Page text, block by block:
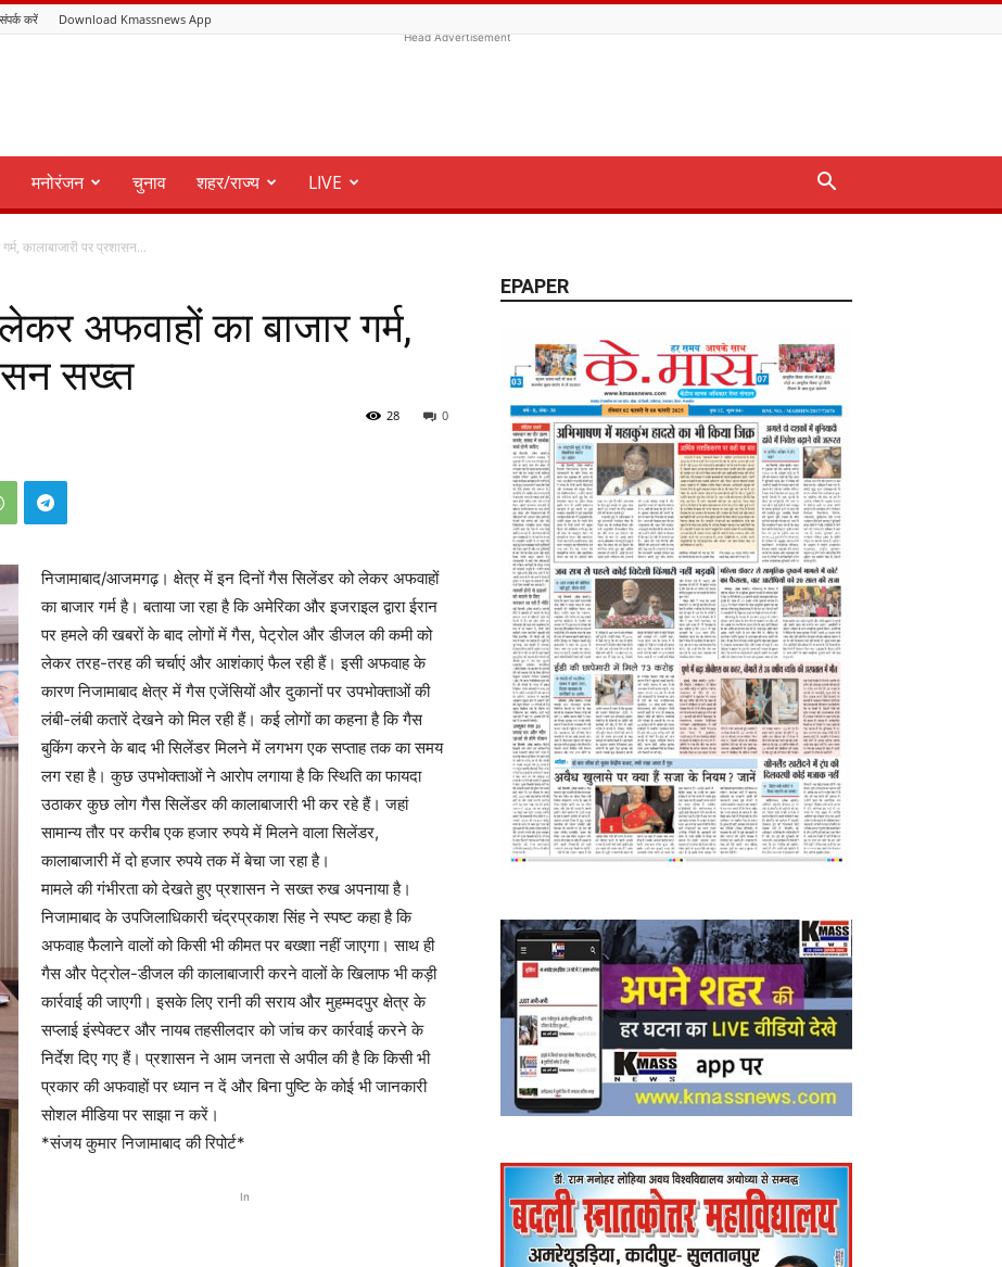
संपर्क करें Download Kmassnews App
Head Advertisement
मनोरंजन चुनाव शहर/राज्य LIVE
कालाबाजारी पर प्रशासन...
अफवाहों का बाजार गर्म,
सख्त
0
28
निजामाबाद/आजमगढ़। क्षेत्र में इन दिनों गैस सिलेंडर को लेकर अफवाहों
का बाजार गर्म है। बताया जा रहा है कि अमेरिका और इजराइल द्वारा ईरान
पर हमले की खबरों के बाद लोगों में गैस, पेट्रोल और डीजल की कमी को
लेकर तरह-तरह की चर्चाएं और आशंकाएं फैल रही हैं। इसी अफवाह के
कारण निजामाबाद क्षेत्र में गैस एजेंसियों और दुकानों पर उपभोक्ताओं की
लंबी-लंबी कतारें देखने को मिल रही हैं। कई लोगों का कहना है कि गैस
बुकिंग करने के बाद भी सिलेंडर मिलने में लगभग एक सप्ताह तक का समय
लग रहा है। कुछ उपभोक्ताओं ने आरोप लगाया है कि स्थिति का फायदा
उठाकर कुछ लोग गैस सिलेंडर की कालाबाजारी भी कर रहे हैं। जहां
सामान्य तौर पर करीब एक हजार रुपये में मिलने वाला सिलेंडर,
कालाबाजारी में दो हजार रुपये तक में बेचा जा रहा है।
मामले की गंभीरता को देखते हुए प्रशासन ने सख्त रुख अपनाया है।
निजामाबाद के उपजिलाधिकारी चंद्रप्रकाश सिंह ने स्पष्ट कहा है कि
अफवाह फैलाने वालों को किसी भी कीमत पर बख्शा नहीं जाएगा। साथ ही
गैस और पेट्रोल-डीजल की कालाबाजारी करने वालों के खिलाफ भी कड़ी
कार्रवाई की जाएगी। इसके लिए रानी की सराय और मुहम्मदपुर क्षेत्र के
सप्लाई इंस्पेक्टर और नायब तहसीलदार को जांच कर कार्रवाई करने के
निर्देश दिए गए हैं। प्रशासन ने आम जनता से अपील की है कि किसी भी
प्रकार की अफवाहों पर ध्यान न दें और बिना पुष्टि के कोई भी जानकारी
सोशल मीडिया पर साझा न करें।
*संजय कुमार निजामाबाद की रिपोर्ट*
In
EPAPER